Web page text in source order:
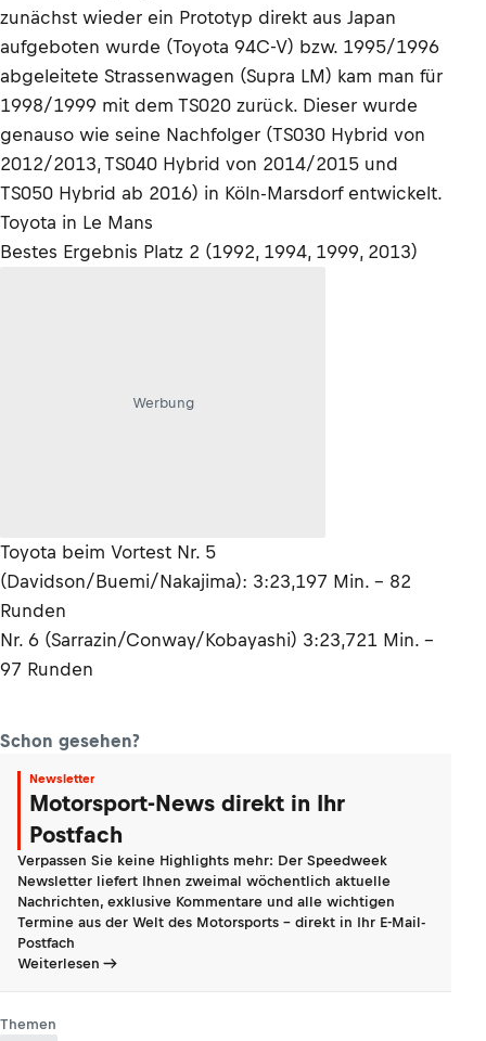
zunächst wieder ein Prototyp direkt aus Japan
aufgeboten wurde (Toyota 94C-V) bzw. 1995/1996
abgeleitete Strassenwagen (Supra LM) kam man für
1998/1999 mit dem TS020 zurück. Dieser wurde
genauso wie seine Nachfolger (TS030 Hybrid von
2012/2013, TS040 Hybrid von 2014/2015 und
TS050 Hybrid ab 2016) in Köln-Marsdorf entwickelt.
Toyota in Le Mans
Bestes Ergebnis Platz 2 (1992, 1994, 1999, 2013)
Werbung
Toyota beim Vortest Nr. 5
(Davidson/Buemi/Nakajima): 3:23,197 Min. - 82
Runden
Nr. 6 (Sarrazin/Conway/Kobayashi) 3:23,721 Min. -
97 Runden
Schon gesehen?
Newsletter
Motorsport-News direkt in Ihr
Postfach
Verpassen Sie keine Highlights mehr: Der Speedweek
Newsletter liefert Ihnen zweimal wöchentlich aktuelle
Nachrichten, exklusive Kommentare und alle wichtigen
Termine aus der Welt des Motorsports - direkt in Ihr E-Mail-
Postfach
Weiterlesen
Themen